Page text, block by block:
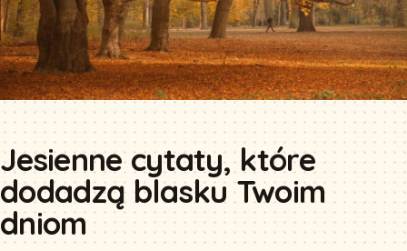
Jesienne cytaty, które
dodadzą blasku Twoim
dniom